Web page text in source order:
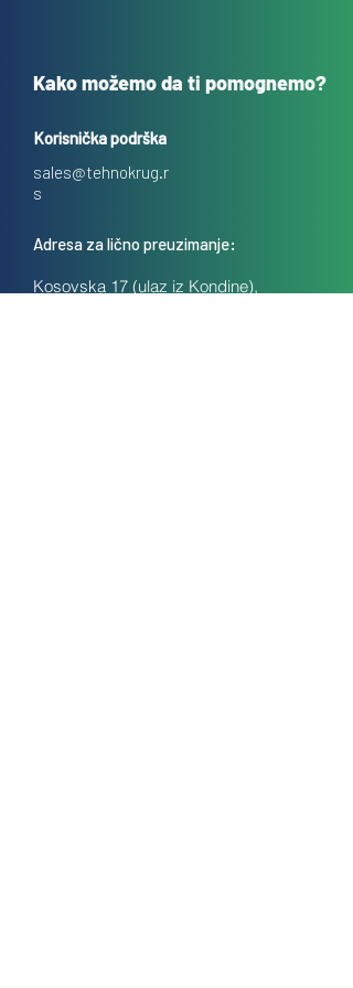
Kako možemo da ti pomognemo?
Korisnička podrška
sales@tehnokrug.r
s
Adresa za lično preuzimanje:
Kosovska 17 (ulaz iz Kondine),